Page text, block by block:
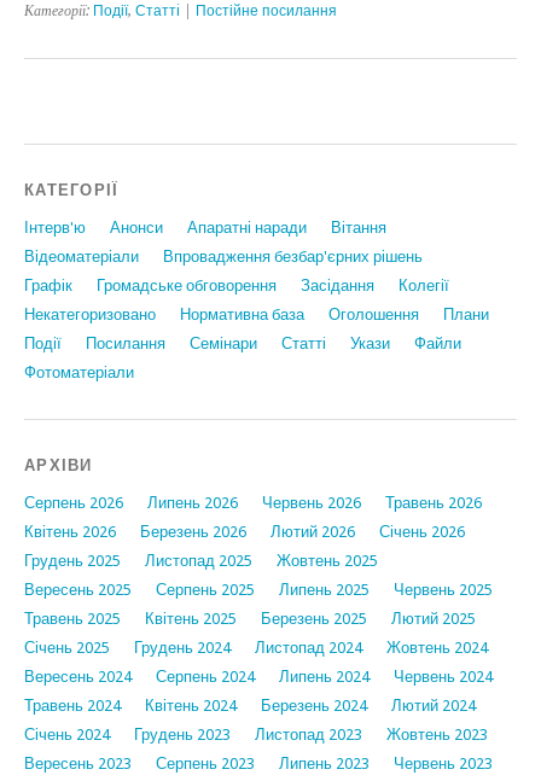
Категорії: Події, Статтi Постійне посилання
КАТЕГОРІЇ
Інтерв'ю Анонси Апаратні наради
Вiтання
Відеоматеріали
Впровадження безбар'єрних рішень
Графiк
Громадське обговорення Засідання
Колегії
Некатегоризовано
Нормативна база Оголошення
Плани
Події
Посилання Семінари Статтi Укази
Файли
Фотоматеріали
АРХІВИ
Серпень 2026 Липень 2026 Червень 2026
Травень 2026
Квітень 2026
Березень 2026 Лютий 2026
Січень 2026
Грудень 2025
Листопад 2025
Жовтень 2025
Вересень 2025
Серпень 2025 Липень 2025
Червень 2025
Травень 2025
Квітень 2025 Березень 2025
Лютий 2025
Січень 2025
Грудень 2024 Листопад 2024
Жовтень 2024
Вересень 2024
Серпень 2024 Липень 2024
Червень 2024
Травень 2024
Квітень 2024 Березень 2024
Лютий 2024
Січень 2024
Грудень 2023 Листопад 2023
Жовтень 2023
Вересень 2023
Серпень 2023 Липень 2023
Червень 2023